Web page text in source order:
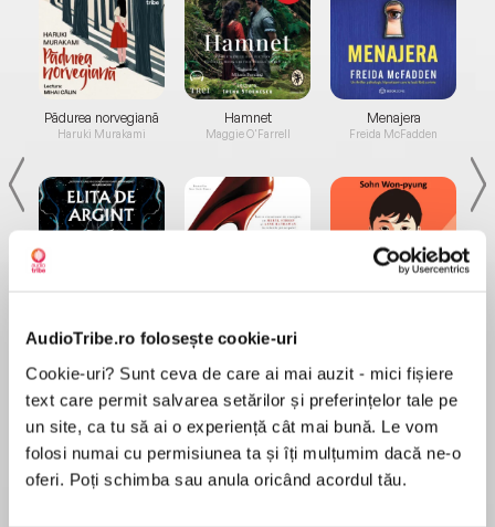
AudioTribe.ro folosește cookie-uri
Cookie-uri? Sunt ceva de care ai mai auzit - mici fișiere
text care permit salvarea setărilor și preferințelor tale pe
un site, ca tu să ai o experiență cât mai bună. Le vom
folosi numai cu permisiunea ta și îți mulțumim dacă ne-o
oferi. Poți schimba sau anula oricând acordul tău.
Pădurea norvegiană
Haruki Murakami
de...
Dani Francis
Hamnet
Maggie O'Farrell
la...
Lauren Weisberger
Menajera
Freida McFadden
Desprecarte